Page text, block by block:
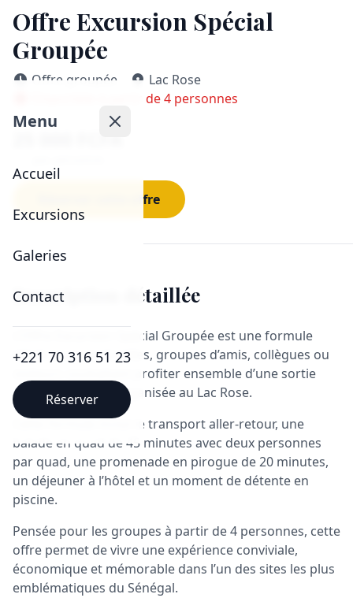
Menu
Accueil
Excursions
Galeries
Contact
+221 70 316 51 23
Réserver
Offre Excursion Spécial
Groupée
Offre groupée
Lac Rose
Disponible à partir de 4 personnes
Réserver cette offre
Description détaillée
L’Offre Excursion Spécial Groupée est une formule
idéale pour les familles, groupes d’amis, collègues ou
visiteurs souhaitant profiter ensemble d’une sortie
complète et bien organisée au Lac Rose.
Cette formule inclut le transport aller-retour, une
balade en quad de 45 minutes avec deux personnes
par quad, une promenade en pirogue de 20 minutes,
un déjeuner à l’hôtel et un moment de détente en
piscine.
Pensée pour les groupes à partir de 4 personnes, cette
offre permet de vivre une expérience conviviale,
économique et mémorable dans l’un des sites les plus
emblématiques du Sénégal.